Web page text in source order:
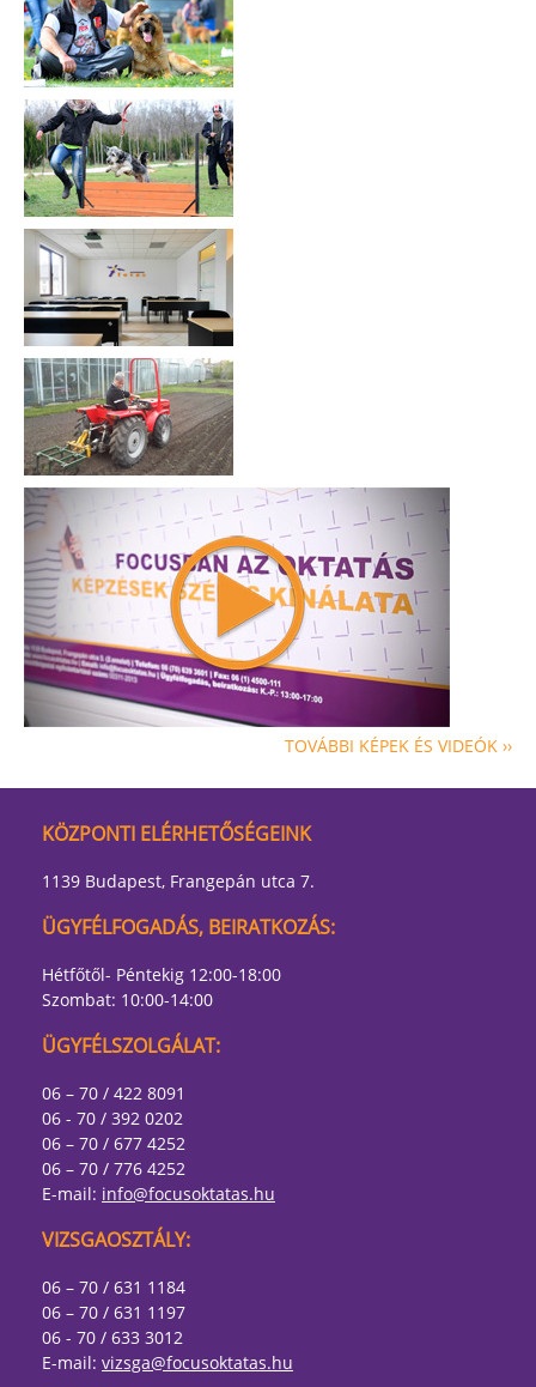
TOVÁBBI KÉPEK ÉS VIDEÓK ››
KÖZPONTI ELÉRHETŐSÉGEINK
1139 Budapest, Frangepán utca 7.
ÜGYFÉLFOGADÁS, BEIRATKOZÁS:
Hétfőtől- Péntekig 12:00-18:00
Szombat: 10:00-14:00
ÜGYFÉLSZOLGÁLAT:
06 – 70 / 422 8091
06 - 70 / 392 0202
06 – 70 / 677 4252
06 – 70 / 776 4252
E-mail: info@focusoktatas.hu
VIZSGAOSZTÁLY:
06 – 70 / 631 1184
06 – 70 / 631 1197
06 - 70 / 633 3012
E-mail: vizsga@focusoktatas.hu